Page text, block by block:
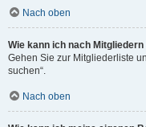
Nach oben
Wie kann ich nach
Gehen Sie zur Mitgliederliste
suchen“.
Nach oben